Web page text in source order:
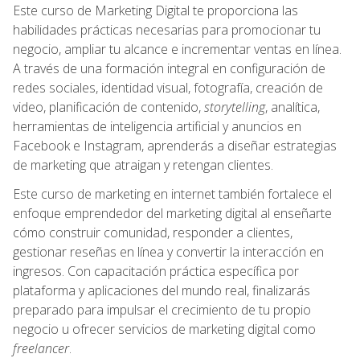
Este curso de Marketing Digital te proporciona las
habilidades prácticas necesarias para promocionar tu
negocio, ampliar tu alcance e incrementar ventas en línea.
A través de una formación integral en configuración de
redes sociales, identidad visual, fotografía, creación de
video, planificación de contenido,storytelling, analítica,
herramientas de inteligencia artificial y anuncios en
Facebook e Instagram, aprenderás a diseñar estrategias
de marketing que atraigan y retengan clientes.
Este curso de marketing en internet también fortalece el
enfoque emprendedor del marketing digital al enseñarte
cómo construir comunidad, responder a clientes,
gestionar reseñas en línea y convertir la interacción en
ingresos. Con capacitación práctica específica por
plataforma y aplicaciones del mundo real, finalizarás
preparado para impulsar el crecimiento de tu propio
negocio u ofrecer servicios de marketing digital como
freelancer.